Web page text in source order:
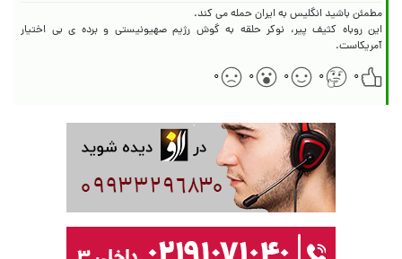
این روباه کثیف پیر، نوکر حلقه به گوش رژیم صهیونیستی و برده ی بی اختیار
آمریکاست.
۰
۰ ۰ ۰ ۰